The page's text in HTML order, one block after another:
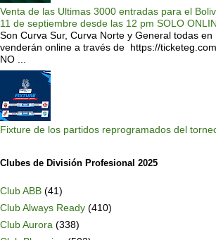
Venta de las Ultimas 3000 entradas para el
11 de septiembre desde las 12 pm SOLO
Son Curva Sur, Curva Norte y General todas en
venderán online a través de https://
NO ...
Fixture de los partidos reprogramados del
Clubes de División Profesional 2025
Club ABB (41)
Club Always Ready (410)
Club Aurora (338)